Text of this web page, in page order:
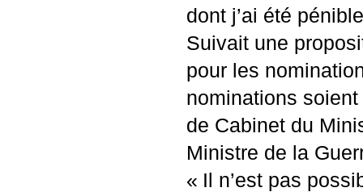
dont j’ai été
Suivait une
pour les
nominations
de Cabinet du
Ministre de la
« Il n’est pas